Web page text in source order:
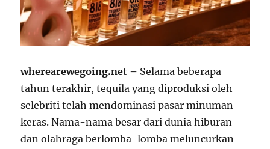
wherearewegoing.net – Selama beberapa
tahun terakhir, tequila yang diproduksi oleh
selebriti telah mendominasi pasar minuman
keras. Nama-nama besar dari dunia hiburan
dan olahraga berlomba-lomba meluncurkan